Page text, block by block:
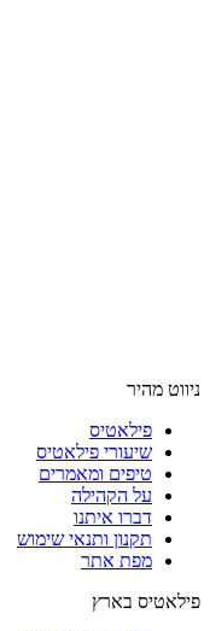
ניווט מהיר
פילאטיס
שיעורי פילאטיס
טיפים ומאמרים
על הקהילה
דברו איתנו
תקנון ותנאי שימוש
מפת אתר
פילאטיס בארץ